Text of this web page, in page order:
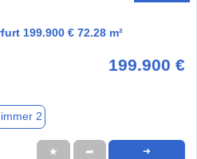
199.900 € 72.28 m²
199.900 €
2
★ ➦ ➜